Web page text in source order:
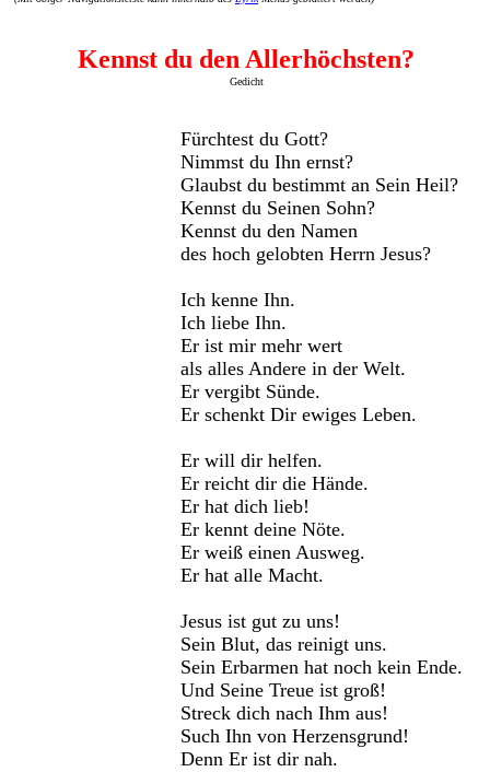
Kennst du den Allerhöchsten?
Gedicht
Fürchtest du Gott?
Nimmst du Ihn ernst?
Glaubst du bestimmt an Sein Heil?
Kennst du Seinen Sohn?
Kennst du den Namen
des hoch gelobten Herrn Jesus?
Ich kenne Ihn.
Ich liebe Ihn.
Er ist mir mehr wert
als alles Andere in der Welt.
Er vergibt Sünde.
Er schenkt Dir ewiges Leben.
Er will dir helfen.
Er reicht dir die Hände.
Er hat dich lieb!
Er kennt deine Nöte.
Er weiß einen Ausweg.
Er hat alle Macht.
Jesus ist gut zu uns!
Sein Blut, das reinigt uns.
Sein Erbarmen hat noch kein Ende.
Und Seine Treue ist groß!
Streck dich nach Ihm aus!
Such Ihn von Herzensgrund!
Denn Er ist dir nah.